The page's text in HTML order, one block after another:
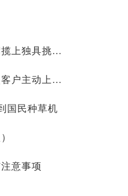
为什么家政保洁行业在客户招揽上独具挑战？
为什么家政保洁的口碑能促使客户主动上门？
国民种草机
意事项